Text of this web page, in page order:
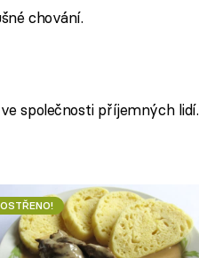
chování.
společnosti příjemných lidí.